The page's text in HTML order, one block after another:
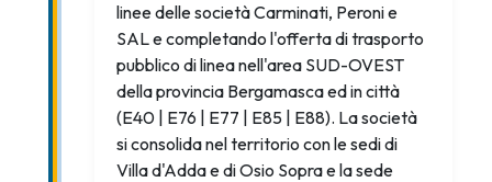
linee delle società Carminati, Peroni e
SAL e completando l'offerta di trasporto
pubblico di linea nell'area SUD-OVEST
della provincia Bergamasca ed in città
(E40 | E76 | E77 | E85 | E88). La società
si consolida nel territorio con le sedi di
Villa d'Adda e di Osio Sopra e la sede